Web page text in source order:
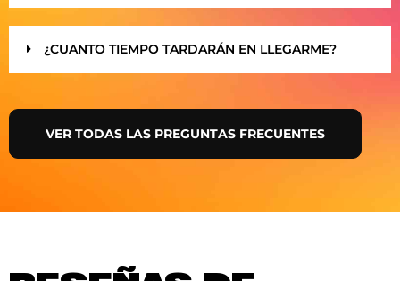
¿CUANTO TIEMPO TARDARÁN EN LLEGARME?
VER TODAS LAS PREGUNTAS FRECUENTES